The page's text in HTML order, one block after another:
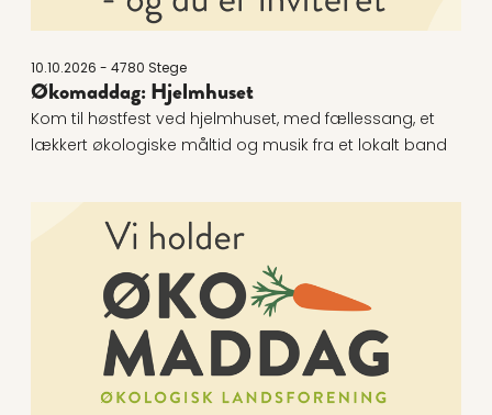
10.10.2026 - 4780 Stege
Økomaddag: Hjelmhuset
Kom til høstfest ved hjelmhuset, med fællessang, et
lækkert økologiske måltid og musik fra et lokalt band